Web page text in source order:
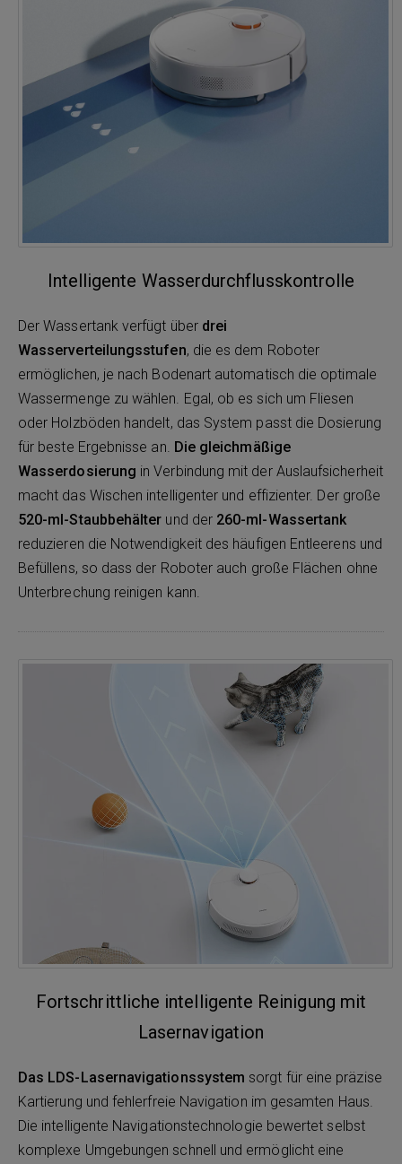
Intelligente Wasserdurchflusskontrolle
Der Wassertank verfügt über drei
Wasserverteilungsstufen, die es dem Roboter
ermöglichen, je nach Bodenart automatisch die optimale
Wassermenge zu wählen. Egal, ob es sich um Fliesen
oder Holzböden handelt, das System passt die Dosierung
für beste Ergebnisse an. Die gleichmäßige
Wasserdosierung in Verbindung mit der Auslaufsicherheit
macht das Wischen intelligenter und effizienter. Der große
520-ml-Staubbehälter und der 260-ml-Wassertank
reduzieren die Notwendigkeit des häufigen Entleerens und
Befüllens, so dass der Roboter auch große Flächen ohne
Unterbrechung reinigen kann.
Fortschrittliche intelligente Reinigung mit
Lasernavigation
Das LDS-Lasernavigationssystem sorgt für eine präzise
Kartierung und fehlerfreie Navigation im gesamten Haus.
Die intelligente Navigationstechnologie bewertet selbst
komplexe Umgebungen schnell und ermöglicht eine